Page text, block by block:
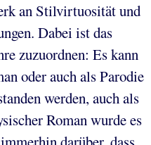
an Stilvirtuosität und
Dabei ist das
zuzuordnen: Es kann
oder auch als Parodie
werden, auch als
Roman wurde es